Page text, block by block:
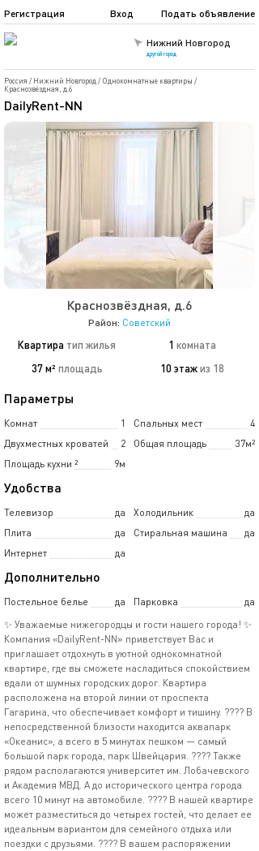
Нижний Новгород
другой город
Подать объявление
Регистрация Вход
Россия / Нижний Новгород / Однокомнатные квартиры /
Краснозвёздная, д.6
DaiIyRent-NN
Краснозвёздная, д.6
Район: Советский
Квартира тип жилья 1 комната
37 м² площадь 10 этажиз 18
Параметры
Комнат 1 Спальных мест
4
Двухместных кроватей
2 Общая площадь
37м²
Площадь кухни
9м
²
Удобства
Телевизор да Холодильник
да
Плита
да Стиральная машина
да
Интернет
да
Дополнительно
Постельное белье да Парковка
да
✨ Уважаемые нижегородцы и гости нашего города! ✨
Компания «DailyRent-NN» приветствует Вас и
приглашает отдохнуть в уютной однокомнатной
квартире, где вы сможете насладиться спокойствием
вдали от шумных городских дорог. Квартира
расположена на второй линии от проспекта
Гагарина, что обеспечивает комфорт и тишину. ???? В
непосредственной близости находится аквапарк
«Океанис», а всего в 5 минутах пешком — самый
большой парк города, парк Швейцария. ????️ Также
рядом располагаются университет им. Лобачевского
и Академия МВД. А до исторического центра города
всего 10 минут на автомобиле. ???? В нашей квартире
может разместиться до четырех гостей, что делает ее
идеальным вариантом для семейного отдыха или
поездки с друзьями. ???? В вашем распоряжении